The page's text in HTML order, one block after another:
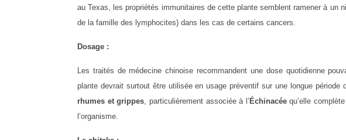
au Texas, les propriétés immunitaires de cette plante semblent ramener à un
de la famille des lymphocites) dans les cas de certains cancers.
Dosage :
Les traités de médecine chinoise recommandent une dose quotidienne
plante devrait surtout être utilisée en usage préventif sur une longue
rhumes et grippes, particulièrement associée à l’ Échinacéequ’elle
l’organisme.